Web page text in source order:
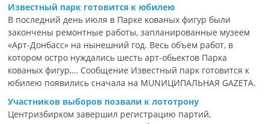
Известный парк готовится к юбилею
В последний день июля в Парке кованых фигур были
закончены ремонтные работы, запланированные музеем
«Арт-Донбасс» на нынешний год. Весь объем работ, в
котором остро нуждались шесть арт-обьектов Парка
кованых фигур,… Сообщение Известный парк готовится к
юбилею появились сначала на MUNИЦИПАЛЬНАЯ GAZЕТА.
Участников выборов позвали к лототрону
Центризбирком завершил регистрацию партий,